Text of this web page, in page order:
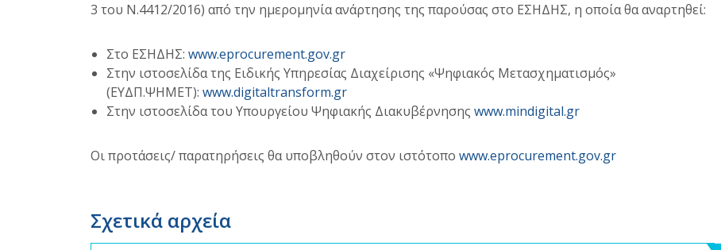
3 του Ν.4412/2016) από την ημερομηνία ανάρτησης της παρούσας στο ΕΣΗΔΗΣ, η οποία θα αναρτηθεί:
Στο ΕΣΗΔΗΣ: www.eprocurement.gov.gr
Στην ιστοσελίδα της Ειδικής Υπηρεσίας Διαχείρισης «Ψηφιακός Μετασχηματισμός»
(ΕΥΔΠ.ΨΗΜΕΤ): www.digitaltransform.gr
Στην ιστοσελίδα του Υπουργείου Ψηφιακής Διακυβέρνησης www.mindigital.gr
Οι προτάσεις/ παρατηρήσεις θα υποβληθούν στον ιστότοπο www.eprocurement.gov.gr
Σχετικά αρχεία